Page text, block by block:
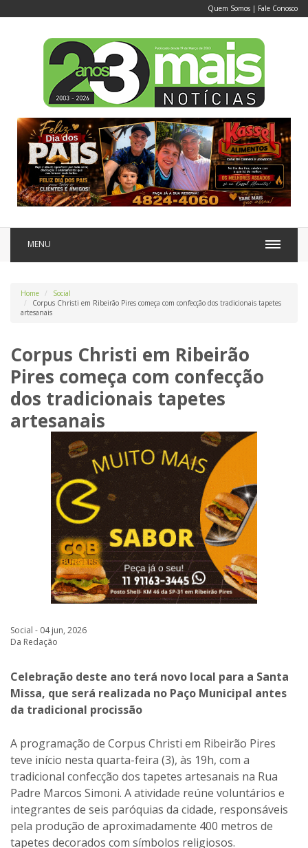
Quem Somos | Fale Conosco
MENU
Home
Social
Corpus Christi em Ribeirão Pires começa com confecção dos tradicionais tapetes
artesanais
Corpus Christi em Ribeirão
Pires começa com confecção
dos tradicionais tapetes
artesanais
Social - 04 jun, 2026
Da Redação
Celebração deste ano terá novo local para a Santa
Missa, que será realizada no Paço Municipal antes
da tradicional procissão
A programação de Corpus Christi em Ribeirão Pires
teve início nesta quarta-feira (3), às 19h, com a
tradicional confecção dos tapetes artesanais na Rua
Padre Marcos Simoni. A atividade reúne voluntários e
integrantes de seis paróquias da cidade, responsáveis
pela produção de aproximadamente 400 metros de
tapetes decorados com símbolos religiosos.